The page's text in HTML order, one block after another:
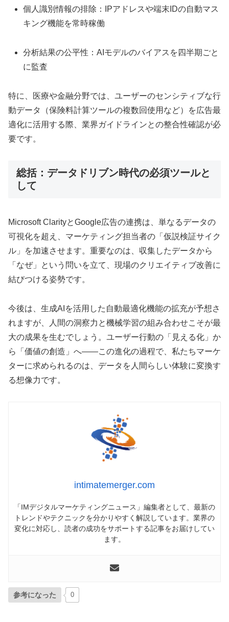
個人識別情報の排除：IPアドレスや端末IDの自動マス
キング機能を常時稼働
分析結果の公平性：AIモデルのバイアスを四半期ごと
に監査
特に、医療や金融分野では、ユーザーのセンシティブな行
動データ（保険料計算ツールの複数回使用など）を広告最
適化に活用する際、業界ガイドラインとの整合性確認が必
要です。
総括：データドリブン時代の必須ツールと
して
Microsoft ClarityとGoogle広告の連携は、単なるデータの
可視化を超え、マーケティング担当者の「仮説検証サイク
ル」を加速させます。重要なのは、収集したデータから
「なぜ」という問いを立て、現場のクリエイティブ改善に
結びつける姿勢です。
今後は、生成AIを活用した自動最適化機能の拡充が予想さ
れますが、人間の洞察力と機械学習の組み合わせこそが最
大の成果を生むでしょう。ユーザー行動の「見える化」か
ら「価値の創造」へ——この進化の過程で、私たちマーケ
ターに求められるのは、データを人間らしい体験に変換す
る想像力です。
intimatemerger.com
「IMデジタルマーケティングニュース」編集者として、最新の
トレンドやテクニックを分かりやすく解説しています。業界の
変化に対応し、読者の成功をサポートする記事をお届けしてい
ます。
参考になった 0